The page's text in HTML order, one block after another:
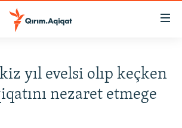
yıl evelsi olıp keçken
nezaret etmege